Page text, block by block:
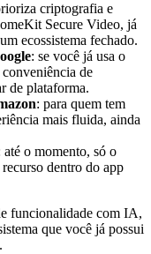
criptografia e
Secure Video, já
ecossistema fechado.
: se você já usa o
de
de plataforma.
: para quem tem
mais fluida, ainda
até o momento, só o
dentro do app
funcionalidade com IA,
que você já possui